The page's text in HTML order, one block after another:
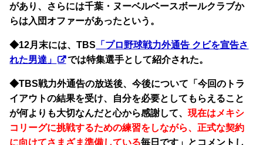
があり、さらには千葉・ヌーベルベースボールクラブか
らは入団オファーがあったという。
◆12月末には、TBS 「プロ野球戦力外通告 クビを宣告さ
れた男達」
では特集選手として紹介された。
◆TBS戦力外通告の放送後、今後について「今回のトラ
イアウトの結果を受け、自分を必要としてもらえること
が何よりも大切なんだと心から感謝して、現在はメキシ
コリーグに挑戦するための練習をしながら、正式な契約
に向けてさまざま準備している毎日です」とコメントし